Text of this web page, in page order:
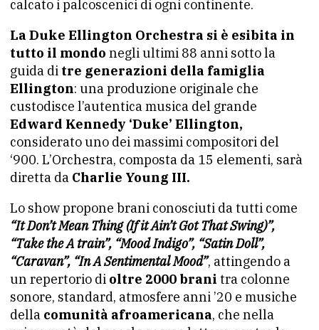
calcato i palcoscenici di ogni continente.
La Duke Ellington Orchestra si è esibita in
tutto il mondo negli ultimi 88 anni sotto la
guida di tre generazioni della famiglia
Ellington: una produzione originale che
custodisce l’autentica musica del grande
Edward Kennedy ‘Duke’ Ellington,
considerato uno dei massimi compositori del
‘900. L’Orchestra, composta da 15 elementi, sarà
diretta da Charlie Young III.
Lo show propone brani conosciuti da tutti come
“It Don’t Mean Thing (If it Ain’t Got That Swing)”,
“Take the A train”, “Mood Indigo”, “Satin Doll”,
“Caravan”, “In A Sentimental Mood”, attingendo a
un repertorio di oltre 2000 brani tra colonne
sonore, standard, atmosfere anni ’20 e musiche
della comunità afroamericana, che nella